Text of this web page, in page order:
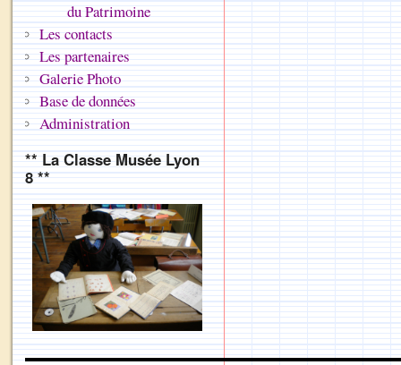
du Patrimoine
Les contacts
Les partenaires
Galerie Photo
Base de données
Administration
** La Classe Musée Lyon
8 **